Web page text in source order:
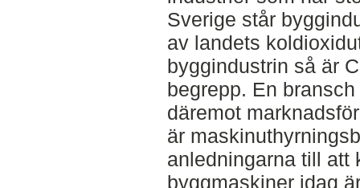
Sverige står
av landets
byggindustrin så är
begrepp. En
däremot
är
anledningarna till att
byggmaskiner idag